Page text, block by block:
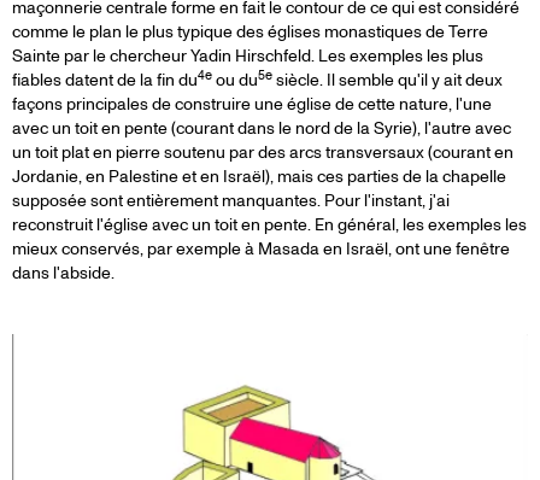
maçonnerie centrale forme en fait le contour de ce qui est considéré
comme le plan le plus typique des églises monastiques de Terre
Sainte par le chercheur Yadin Hirschfeld. Les exemples les plus
fiables datent de la fin du4e ou du5e siècle. Il semble qu'il y ait deux
façons principales de construire une église de cette nature, l'une
avec un toit en pente (courant dans le nord de la Syrie), l'autre avec
un toit plat en pierre soutenu par des arcs transversaux (courant en
Jordanie, en Palestine et en Israël), mais ces parties de la chapelle
supposée sont entièrement manquantes. Pour l'instant, j'ai
reconstruit l'église avec un toit en pente. En général, les exemples les
mieux conservés, par exemple à Masada en Israël, ont une fenêtre
dans l'abside.